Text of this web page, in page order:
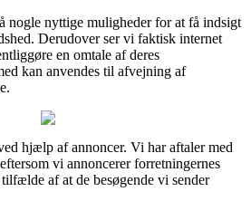
nogle nyttige muligheder for at få indsigt
Derudover ser vi faktisk internet
en omtale af deres
kan anvendes til afvejning af
hjælp af annoncer. Vi har aftaler med
vi annoncerer forretningernes
af at de besøgende vi sender